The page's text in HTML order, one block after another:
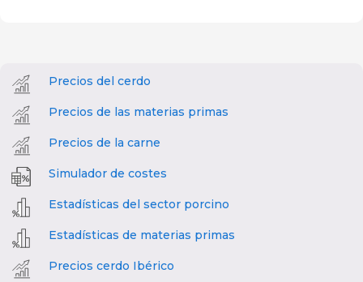
Precios del cerdo
Precios de las materias primas
Precios de la carne
Simulador de costes
Estadísticas del sector porcino
Estadísticas de materias primas
Precios cerdo Ibérico